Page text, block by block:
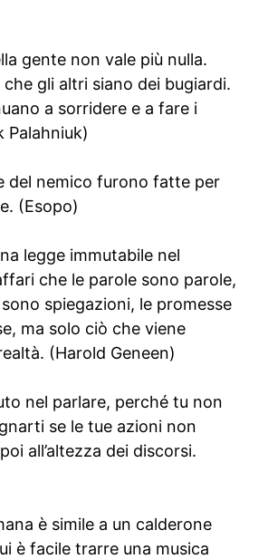
gente non vale più nulla.
gli altri siano dei bugiardi.
a sorridere e a fare i
Palahniuk)
del nemico furono fatte per
(Esopo)
legge immutabile nel
che le parole sono parole,
spiegazioni, le promesse
ma solo ciò che viene
(Harold Geneen)
nel parlare, perché tu non
se le tue azioni non
all’altezza dei discorsi.
è simile a un calderone
è facile trarre una musica